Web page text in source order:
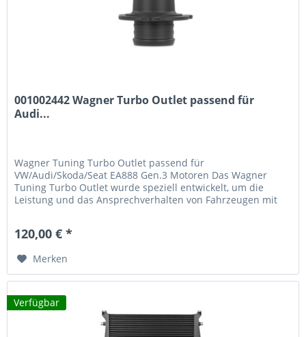
001002442 Wagner Turbo Outlet passend für
Audi...
Wagner Tuning Turbo Outlet passend für
VW/Audi/Skoda/Seat EA888 Gen.3 Motoren Das Wagner
Tuning Turbo Outlet wurde speziell entwickelt, um die
Leistung und das Ansprechverhalten von Fahrzeugen mit
120,00 € *
Merken
Verfügbar